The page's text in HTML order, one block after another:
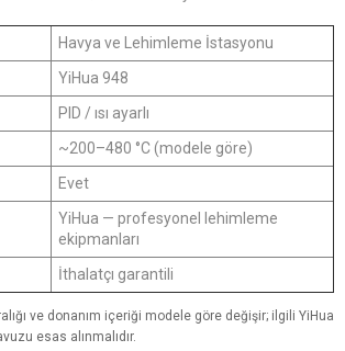
Havya ve Lehimleme İstasyonu
YiHua 948
PID / ısı ayarlı
~200–480 °C (modele göre)
Evet
YiHua — profesyonel lehimleme
ekipmanları
İthalatçı garantili
ve donanım içeriği modele göre değişir; ilgili YiHua
esas alınmalıdır.